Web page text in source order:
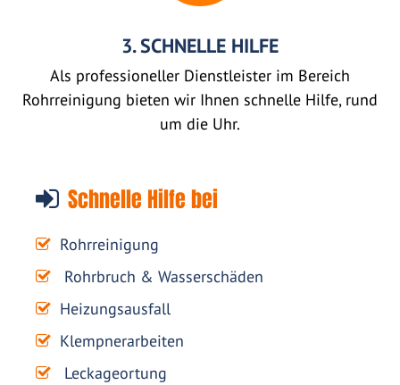
3. SCHNELLE HILFE
Als professioneller Dienstleister im Bereich
Rohrreinigung bieten wir Ihnen schnelle Hilfe, rund
um die Uhr.
Schnelle Hilfe bei
Rohrreinigung
Rohrbruch & Wasserschäden
Heizungsausfall
Klempnerarbeiten
Leckageortung